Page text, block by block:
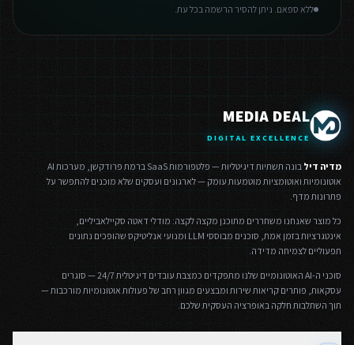
ללא ספאם. ניתן להסיר הרשמה בכל עת.
MEDIA DEAL
DIGITAL EXCELLENCE
מדיה דיל
בונה תשתיות דיגיטליות — פלטפורמות SaaS ברמת פרודקשן, מערכות AI
אוטונומיות ואוטומציות מוטמעות עומק — לארגונים ועסקים שלא מוכנים להתפשר על
פתרונות מדף.
כל מוצר שאנחנו משחררים מתוכנן מקצה לקצה: מודלי דאטה סקיילאביליים,
אינטגרציות בזמן אמת, סוכנים מבוססי LLM ומנועי אנליטיקס שהופכים נתונים
תפעוליים לצמיחה מדידה.
סוכני ה-AI האוטונומיים שלנו מתפקדים כמצבת עובדים דיגיטלית 24/7 — סוגרים
עסקאות, פותרים קריאות שירות ומבצעים מגוון רחב של פעולות אוטונומיות מורכבות —
תוך השתלבות חלקה באופרציה העסקית שלכם.